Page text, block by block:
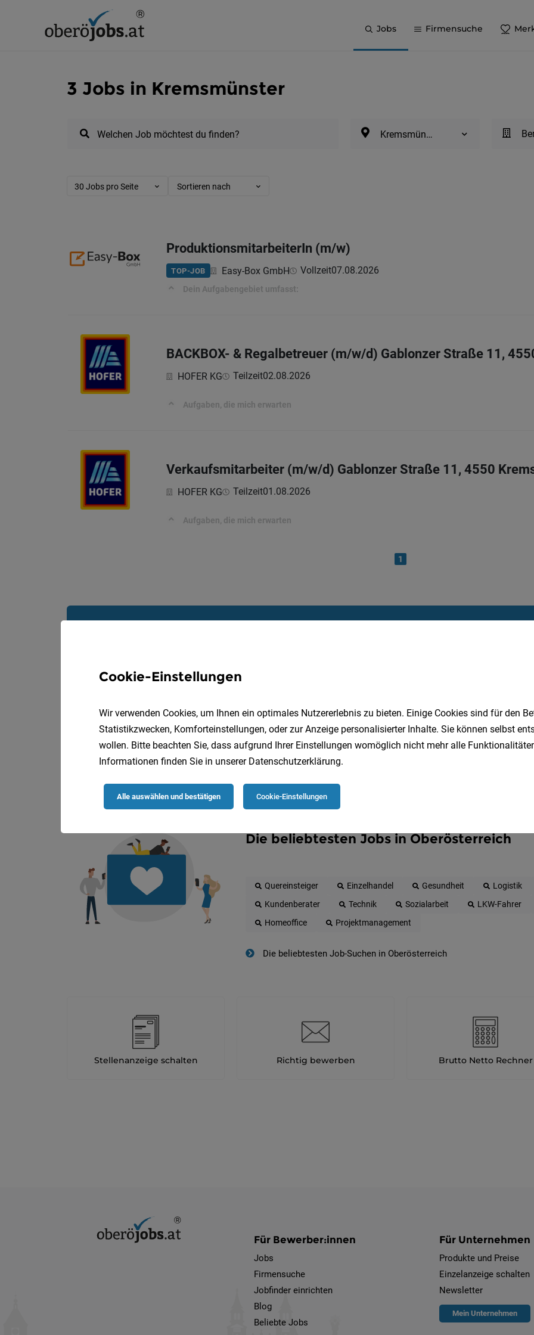
Jobs Firmensuche
3 Jobs in Kremsmünster
Welchen Job möchtest du finden? Kremsmünster
30 Jobs pro Seite Sortieren nach
ProduktionsmitarbeiterIn (m/w)
TOP-JOB Easy-Box GmbH Vollzeit07.08.2026
Dein Aufgabengebiet umfasst:
BACKBOX-​ & Regalbetreuer (m/w/d) Gablonzer Straße 11,
HOFER KG Teilzeit02.08.2026
Aufgaben, die mich erwarten
Verkaufsmitarbeiter (m/w/d) Gablonzer Straße 11, 4550
HOFER KG Teilzeit01.08.2026
Aufgaben, die mich erwarten
1
Die beliebtesten Jobs in Oberösterreich
Quereinsteiger Einzelhandel Gesundheit Logistik
Kundenberater
Technik Sozialarbeit LKW-Fahrer
Homeoffice
Projektmanagement
Die beliebtesten Job-Suchen in Oberösterreich
Stellenanzeige schalten Richtig bewerben Brutto Netto Rechner
Für Bewerber:innen
Jobs
Firmensuche
Jobfinder einrichten
Blog
Beliebte Jobs
Für Unternehmen
Produkte und Preise
Einzelanzeige schalten
Newsletter
Mein Unternehmen
Cookie-Einstellungen
Wir verwenden Cookies, um Ihnen ein optimales Nutzererlebnis zu bieten. Einige Cookies sind für den
Statistikzwecken, Komforteinstellungen, oder zur Anzeige personalisierter Inhalte. Sie können selbst
wollen. Bitte beachten Sie, dass aufgrund Ihrer Einstellungen womöglich nicht mehr alle
Informationen finden Sie in unserer Datenschutzerklärung.
Alle auswählen und bestätigen Cookie-Einstellungen